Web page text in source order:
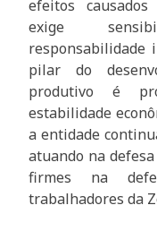
efeitos
exige
pilar do
produtivo é
estabilidade
a entidade
atuando na
firmes na
trabalhadores da